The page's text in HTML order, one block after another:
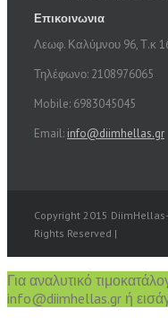
Επικοινωνια
Λεωφ. Καλύμνου 96, Τ.κ
Τηλέφωνο: 2108976065
Mobile: 6983045045
Email: info@diimhellas.gr
Copyright 2015 DiimHellas-
Rights Reserved |
Για αναλυτικό
info@diimhellas.gr ή